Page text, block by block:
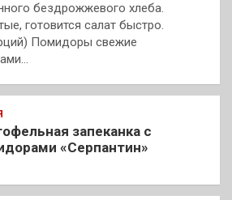
бездрожжевого хлеба.
готовится салат быстро.
Помидоры свежие
запеканка с
«Серпантин»